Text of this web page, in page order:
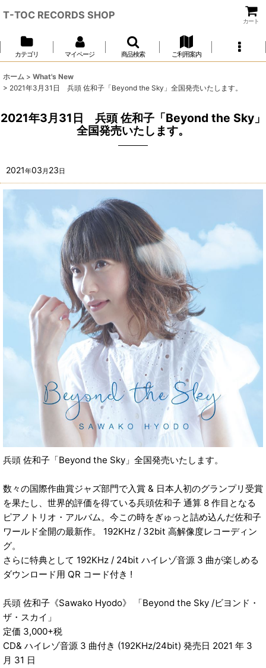
T-TOC RECORDS SHOP
カート
カテゴリ マイページ 商品検索 ご利用案内
ホーム > What's New
> 2021年3月31日 兵頭 佐和子「Beyond the Sky」全国発売いたします。
2021年3月31日 兵頭 佐和子「Beyond the Sky」
全国発売いたします。
2021年03 月 23日
兵頭 佐和子「Beyond the Sky」全国発売いたします。
数々の国際作曲賞ジャズ部門で入賞 & 日本人初のグランプリ受賞
を果たし、世界的評価を得ている兵頭佐和子 通算 8 作目となる
ピアノトリオ・アルバム。今この時をぎゅっと詰め込んだ佐和子
ワールド全開の最新作。 192KHz / 32bit 高解像度レコーディン
グ。
さらに特典として 192KHz / 24bit ハイレゾ音源 3 曲が楽しめる
ダウンロード用 QR コード付き !
兵頭 佐和子《Sawako Hyodo》 「Beyond the Sky /ビヨンド・
ザ・スカイ」
定価 3,000+税
CD& ハイレゾ音源 3 曲付き (192KHz/24bit) 発売日 2021 年 3
月 31 日